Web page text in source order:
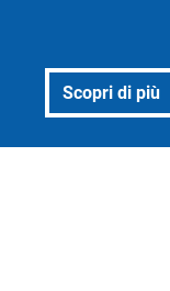
Scopri di più